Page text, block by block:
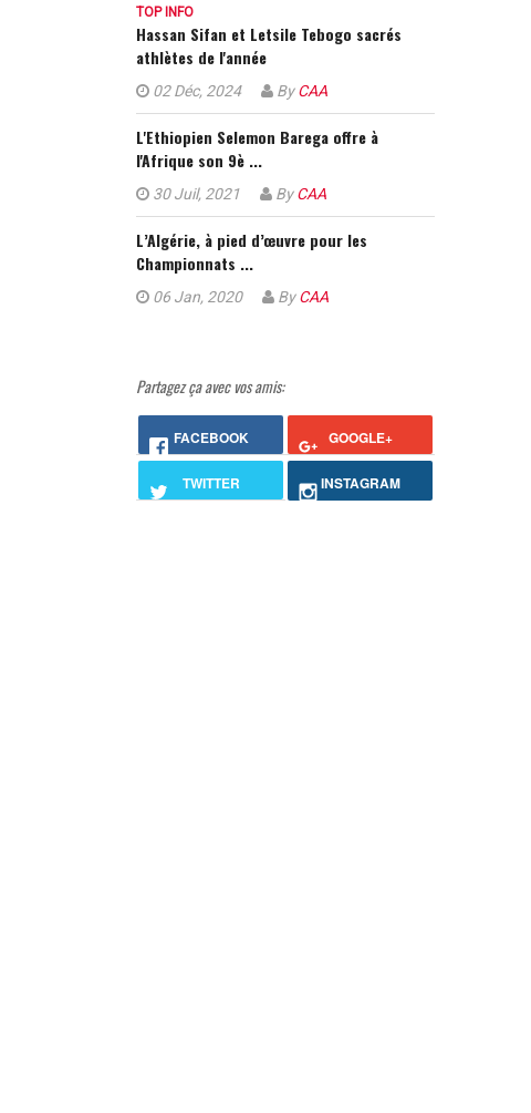
TOP INFO
Hassan Sifan et Letsile Tebogo sacrés
athlètes de l'année
02 Déc, 2024 ByCAA
L'Ethiopien Selemon Barega offre à
l'Afrique son 9è ...
30 Juil, 2021 ByCAA
L’Algérie, à pied d’œuvre pour les
Championnats ...
06 Jan, 2020 ByCAA
Partagez ça avec vos amis:
FACEBOOK GOOGLE+
TWITTER INSTAGRAM